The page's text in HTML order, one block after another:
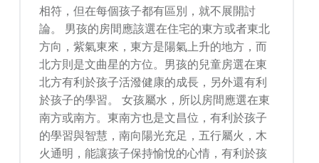
相符，但在每個孩子都有區別，就不展開討
論。 男孩的房間應該選在住宅的東方或者東北
方向，紫氣東來，東方是陽氣上升的地方，而
北方則是文曲星的方位。男孩的兒童房選在東
北方有利於孩子活潑健康的成長，另外還有利
於孩子的學習。 女孩屬水，所以房間應選在東
南方或南方。東南方也是文昌位，有利於孩子
的學習與智慧，南向陽光充足，五行屬火，木
火通明，能讓孩子保持愉悅的心情，有利於孩